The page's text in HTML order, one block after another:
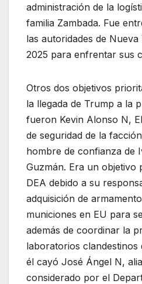
administración de la
familia Zambada. Fue
las autoridades de
2025 para enfrentar sus
Otros dos objetivos
la llegada de Trump a la
fueron Kevin Alonso N,
de seguridad de la
hombre de confianza de
Guzmán. Era un objetivo
DEA debido a su
adquisición de
municiones en EU para
además de coordinar la
laboratorios
él cayó José Ángel N,
considerado por el